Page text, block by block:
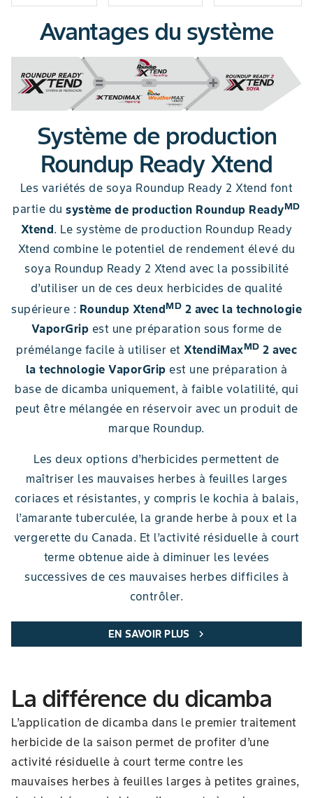
Avantages du système
Système de production
Roundup Ready Xtend
Les variétés de soya Roundup Ready 2 Xtend font
partie dusystème de production Roundup ReadyMD
Xtend. Le système de production Roundup Ready
Xtend combine le potentiel de rendement élevé du
soya Roundup Ready 2 Xtend avec la possibilité
d’utiliser un de ces deux herbicides de qualité
supérieure : Roundup XtendMD 2 avec la technologie
VaporGrip est une préparation sous forme de
prémélange facile à utiliser et XtendiMaxMD 2 avec
la technologie VaporGrip est une préparation à
base de dicamba uniquement, à faible volatilité, qui
peut être mélangée en réservoir avec un produit de
marque Roundup.
Les deux options d’herbicides permettent de
maîtriser les mauvaises herbes à feuilles larges
coriaces et résistantes, y compris le kochia à balais,
l’amarante tuberculée, la grande herbe à poux et la
vergerette du Canada. Et l’activité résiduelle à court
terme obtenue aide à diminuer les levées
successives de ces mauvaises herbes difficiles à
contrôler.
EN SAVOIR PLUS chevron_right
La différence du dicamba
L’application de dicamba dans le premier traitement
herbicide de la saison permet de profiter d’une
activité résiduelle à court terme contre les
mauvaises herbes à feuilles larges à petites graines,